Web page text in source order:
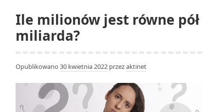
sekund
Ile milionów jest równe pół
miliarda?
Opublikowano 30 kwietnia 2022 przezaktinet